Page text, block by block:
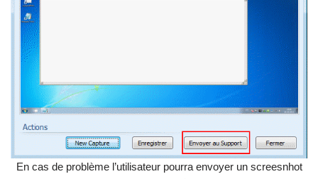
En cas de problème l’utilisateur pourra envoyer un screesnhot